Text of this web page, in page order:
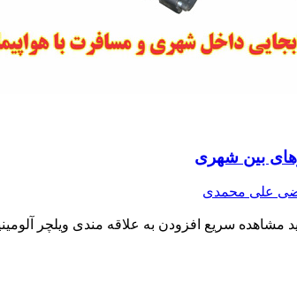
بین شهری
علی محمدی